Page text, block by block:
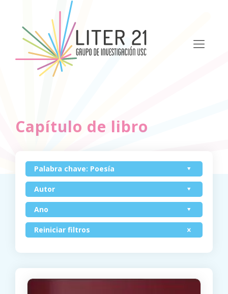
Capítulo de libro
Palabra chave: Poesía
Autor
Ano
Reiniciar filtros